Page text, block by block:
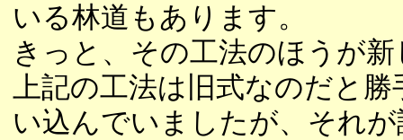
いる林道もあります。
きっと、その工法のほうが
上記の工法は旧式なのだと勝
い込んでいましたが、それ